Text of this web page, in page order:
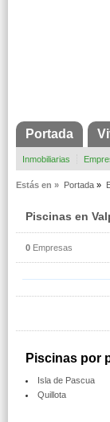
Portada
Inmobiliarias
Estás en » Portada »
Piscinas en
0 Empresas
Piscinas por
Isla de Pascua
Quillota